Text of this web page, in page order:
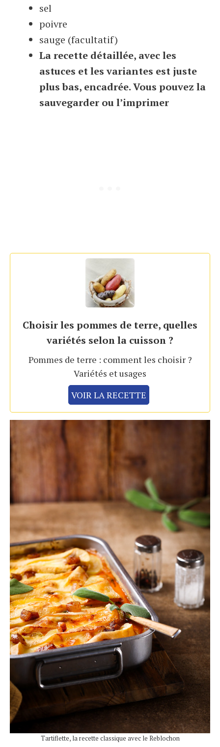
sel
poivre
sauge (facultatif)
La recette détaillée, avec les
astuces et les variantes est juste
plus bas, encadrée. Vous pouvez la
sauvegarder ou l’imprimer
Choisir les pommes de terre, quelles
variétés selon la cuisson ?
Pommes de terre : comment les choisir ?
Variétés et usages
VOIR LA RECETTE
Tartiflette, la recette classique avec le Reblochon